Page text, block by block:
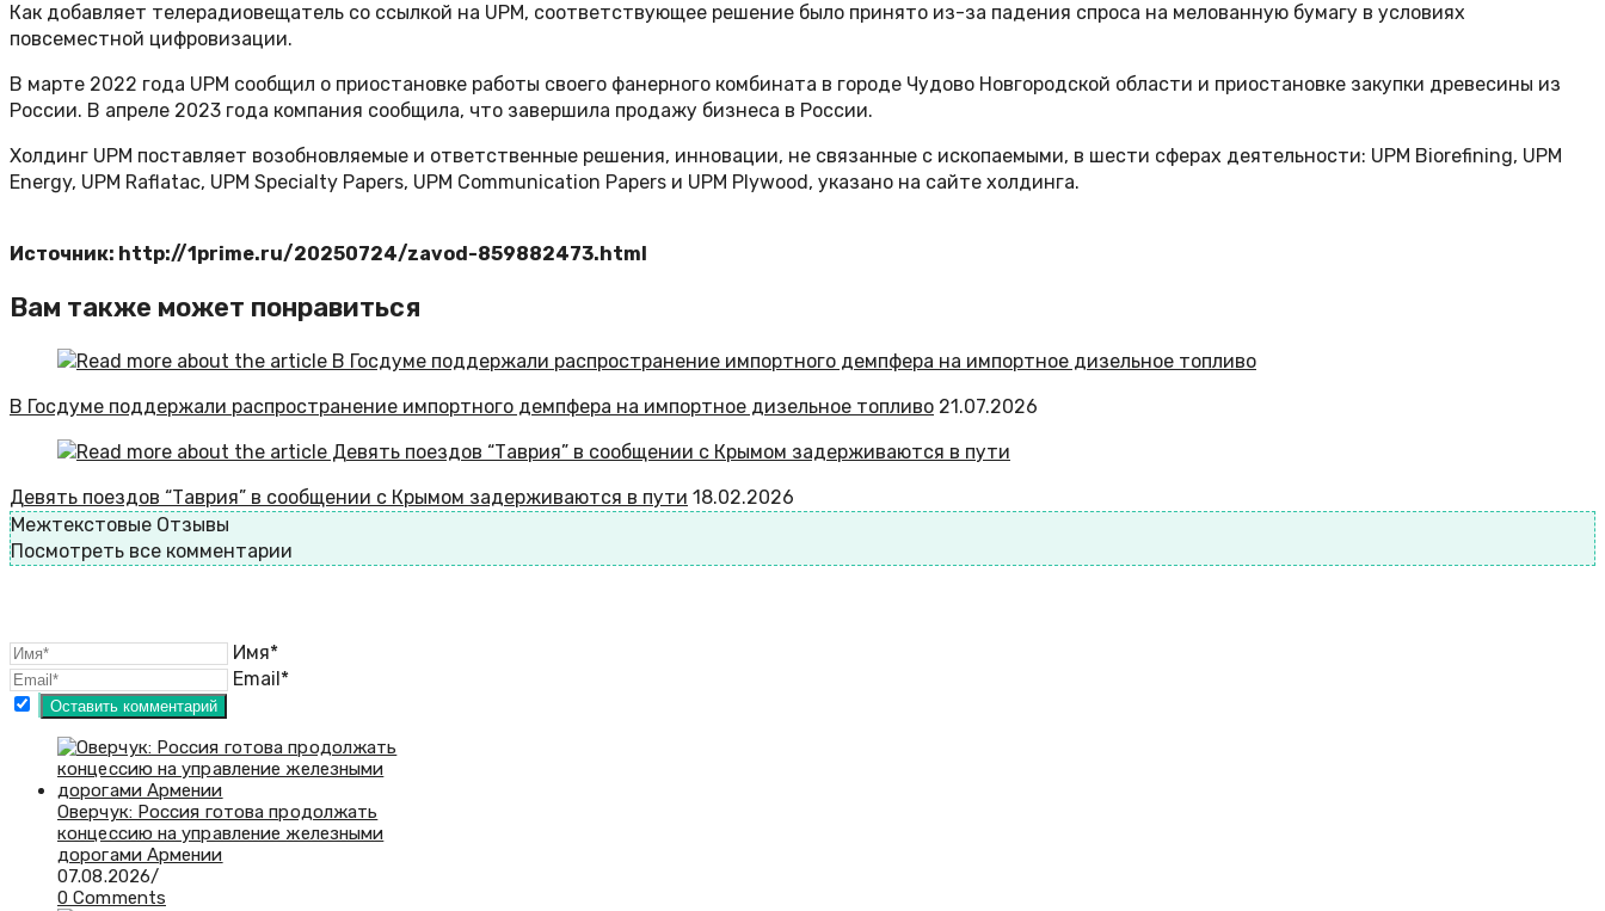
Как добавляет телерадиовещатель со ссылкой на UPM, соответствующее решение было принято из-за падения спроса на мелованную бумагу в условиях
повсеместной цифровизации.
В марте 2022 года UPM сообщил о приостановке работы своего фанерного комбината в городе Чудово Новгородской области и приостановке закупки древесины из
России. В апреле 2023 года компания сообщила, что завершила продажу бизнеса в России.
Холдинг UPM поставляет возобновляемые и ответственные решения, инновации, не связанные с ископаемыми, в шести сферах деятельности: UPM Biorefining, UPM
Energy, UPM Raflatac, UPM Specialty Papers, UPM Communication Papers и UPM Plywood, указано на сайте холдинга.
Источник: http://1prime.ru/20250724/zavod-859882473.html
Вам также может понравиться
В Госдуме поддержали распространение импортного демпфера на импортное дизельное топливо 21.07.2026
Девять поездов “Таврия” в сообщении с Крымом задерживаются в пути 18.02.2026
Межтекстовые Отзывы
Посмотреть все комментарии
Имя*
Email*
Оверчук: Россия готова продолжать
концессию на управление железными
дорогами Армении
07.08.2026/
0 Comments